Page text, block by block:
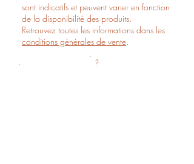
sont indicatifs et peuvent varier en fonction
de la disponibilité des produits.
Retrouvez toutes les informations dans les
conditions générales de vente.
?